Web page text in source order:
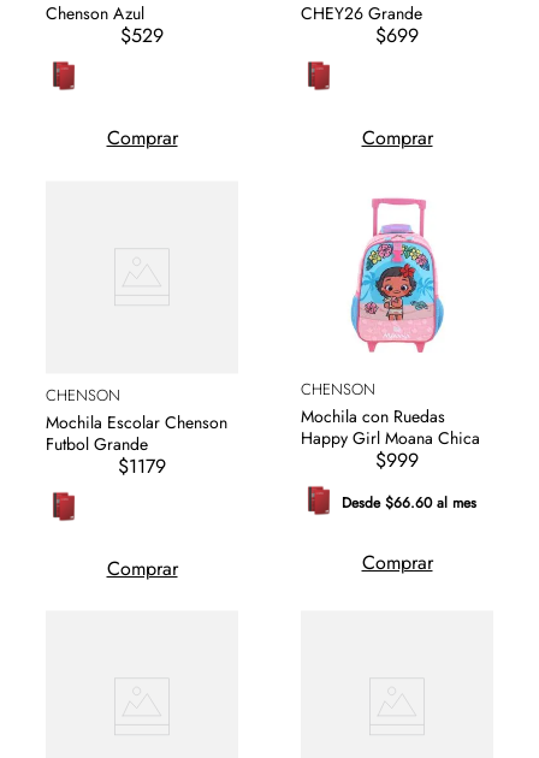
Chenson Azul
$529
Comprar
CHEY26 Grande
$699
Comprar
CHENSON
Mochila Escolar Chenson
Futbol Grande
$1179
Comprar
CHENSON
Mochila con Ruedas
Happy Girl Moana Chica
$999
Desde $66.60 al mes
Comprar